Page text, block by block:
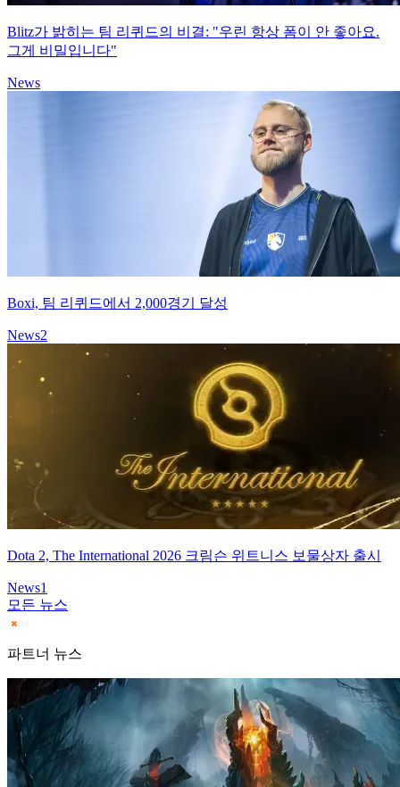
Blitz가 밝히는 팀 리퀴드의 비결: "우린 항상 폼이 안 좋아요.
그게 비밀입니다"
News
Boxi, 팀 리퀴드에서 2,000경기 달성
News2
Dota 2, The International 2026 크림슨 위트니스 보물상자 출시
News1
모든 뉴스
파트너 뉴스